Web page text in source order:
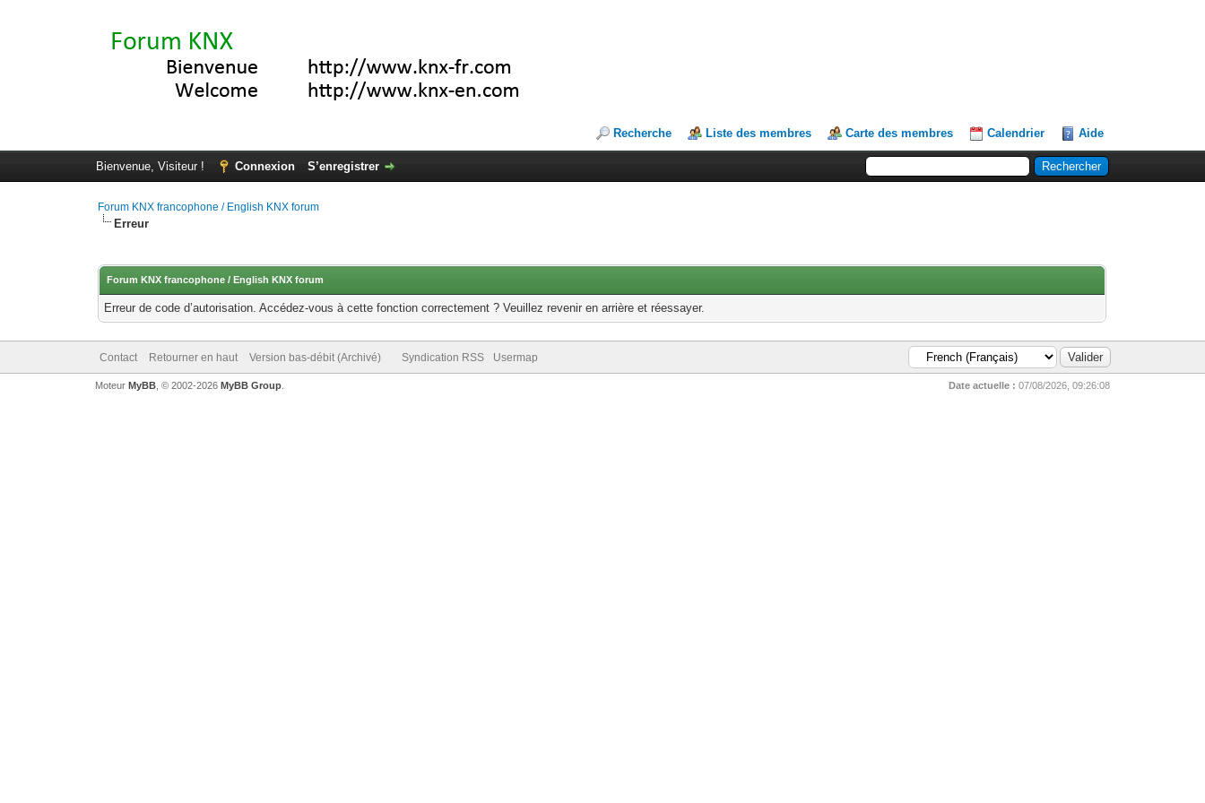
Recherche Liste des membres Carte des membres Calendrier Aide
Bienvenue, Visiteur ! Connexion S’enregistrer
Forum KNX francophone / English KNX forum
Erreur
Forum KNX francophone / English KNX forum
Erreur de code d’autorisation. Accédez-vous à cette fonction correctement ? Veuillez revenir en arrière et réessayer.
Contact Retourner en haut Version bas-débit (Archivé) Syndication RSS Usermap
Date actuelle : 07/08/2026, 09:26:08
Moteur MyBB, © 2002-2026 MyBB Group.